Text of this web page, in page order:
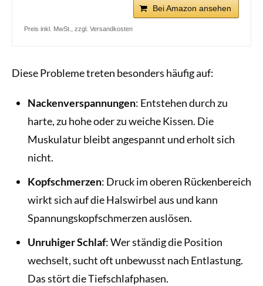
Bei Amazon ansehen
Preis inkl. MwSt., zzgl. Versandkosten
Diese Probleme treten besonders häufig auf:
Nackenverspannungen: Entstehen durch zu
harte, zu hohe oder zu weiche Kissen. Die
Muskulatur bleibt angespannt und erholt sich
nicht.
Kopfschmerzen: Druck im oberen Rückenbereich
wirkt sich auf die Halswirbel aus und kann
Spannungskopfschmerzen auslösen.
Unruhiger Schlaf: Wer ständig die Position
wechselt, sucht oft unbewusst nach Entlastung.
Das stört die Tiefschlafphasen.